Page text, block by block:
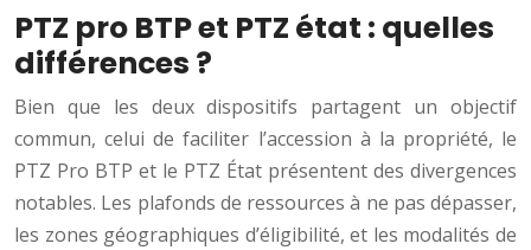
PTZ pro BTP et PTZ état : quelles
différences ?
Bien que les deux dispositifs partagent un objectif
commun, celui de faciliter l’accession à la propriété, le
PTZ Pro BTP et le PTZ État présentent des divergences
notables. Les plafonds de ressources à ne pas dépasser,
les zones géographiques d’éligibilité, et les modalités de